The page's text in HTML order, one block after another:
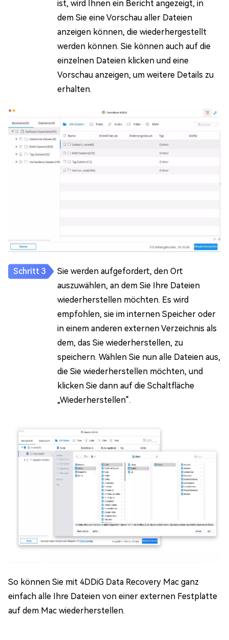
ist, wird Ihnen ein Bericht angezeigt, in
dem Sie eine Vorschau aller Dateien
anzeigen können, die wiederhergestellt
werden können. Sie können auch auf die
einzelnen Dateien klicken und eine
Vorschau anzeigen, um weitere Details zu
erhalten.
Sie werden aufgefordert, den Ort
auszuwählen, an dem Sie Ihre Dateien
wiederherstellen möchten. Es wird
empfohlen, sie im internen Speicher oder
in einem anderen externen Verzeichnis als
dem, das Sie wiederherstellen, zu
speichern. Wählen Sie nun alle Dateien aus,
die Sie wiederherstellen möchten, und
klicken Sie dann auf die Schaltfläche
„Wiederherstellen“.
So können Sie mit 4DDiG Data Recovery Mac ganz
einfach alle Ihre Dateien von einer externen Festplatte
auf dem Mac wiederherstellen.